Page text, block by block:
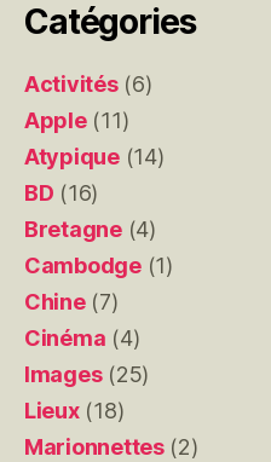
Catégories
Activités(6)
Apple(11)
Atypique(14)
BD (16)
Bretagne(4)
Cambodge(1)
Chine(7)
Cinéma (4)
Images(25)
Lieux(18)
Marionnettes(2)